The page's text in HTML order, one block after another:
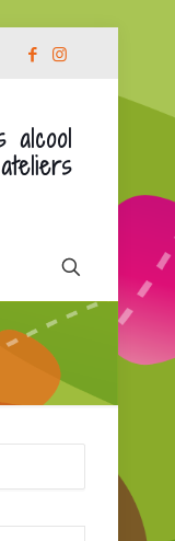
alcool